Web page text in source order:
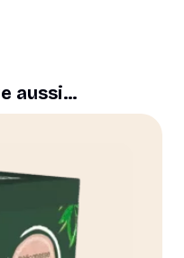
aussi…